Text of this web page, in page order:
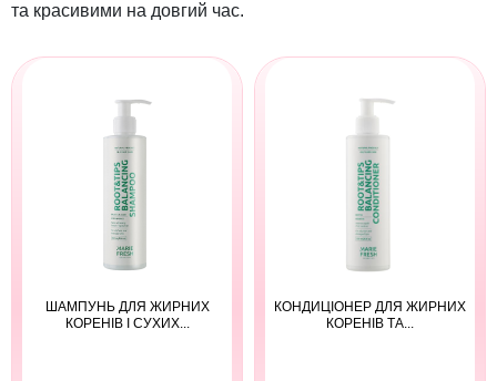
та красивими на довгий час.
ШАМПУНЬ ДЛЯ ЖИРНИХ
КОРЕНІВ І СУХИХ...
КОНДИЦІОНЕР ДЛЯ ЖИРНИХ
КОРЕНІВ ТА...